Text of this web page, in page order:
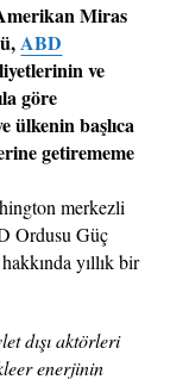
Miras
ABD
ve
göre
ülkenin başlıca
getirememe
merkezli
Ordusu Güç
yıllık bir
dışı aktörleri
enerjinin